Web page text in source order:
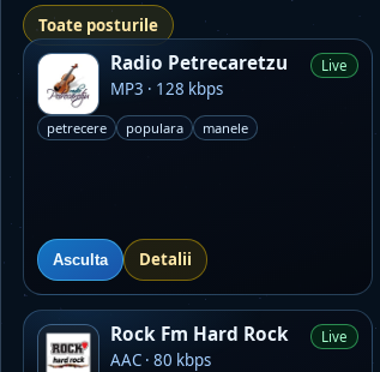
Toate posturile
Radio Petrecaretzu
MP3 · 128 kbps
Live
petrecere populara manele
Asculta Detalii
Rock Fm Hard Rock
AAC · 80 kbps
Live